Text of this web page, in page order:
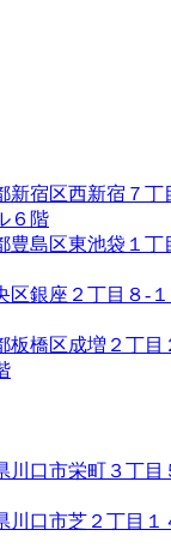
新宿区西新宿７丁
６階
豊島区東池袋１丁
区銀座２丁目８-
板橋区成増２丁目
川口市栄町３丁目
川口市芝２丁目１